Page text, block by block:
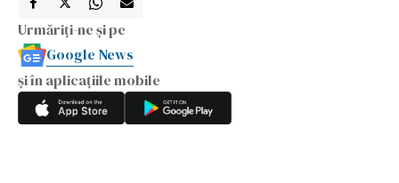
Urmăriți-ne și pe
Google News
și în aplicațiile mobile